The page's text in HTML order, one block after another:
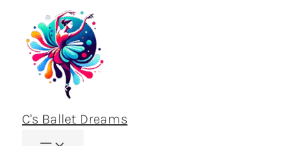
contenu
C's Ballet Dreams